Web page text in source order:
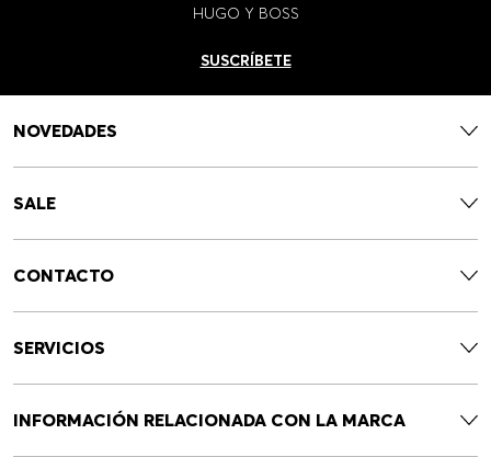
HUGO Y BOSS
SUSCRÍBETE
NOVEDADES
SALE
CONTACTO
SERVICIOS
INFORMACIÓN RELACIONADA CON LA MARCA